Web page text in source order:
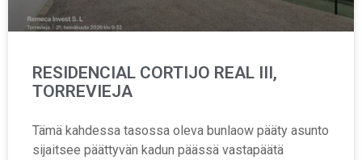
RESIDENCIAL CORTIJO REAL III,
TORREVIEJA
Tämä kahdessa tasossa oleva bunlaow pääty asunto
sijaitsee päättyvän kadun päässä vastapäätä